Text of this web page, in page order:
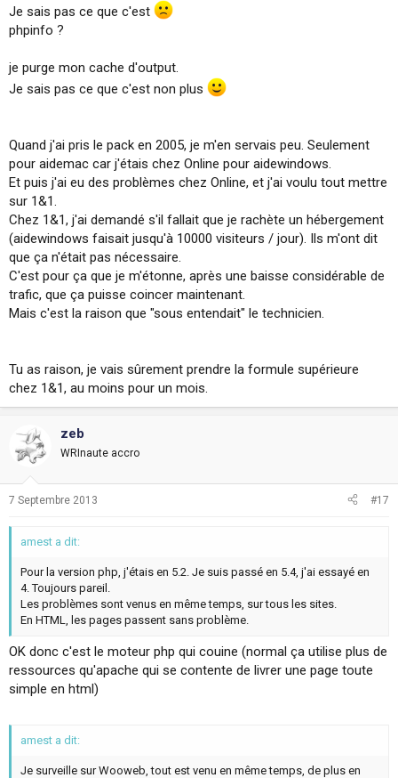
Je sais pas ce que c'est
phpinfo ?
je purge mon cache d'output.
Je sais pas ce que c'est non plus
Quand j'ai pris le pack en 2005, je m'en servais peu. Seulement
pour aidemac car j'étais chez Online pour aidewindows.
Et puis j'ai eu des problèmes chez Online, et j'ai voulu tout mettre
sur 1&1.
Chez 1&1, j'ai demandé s'il fallait que je rachète un hébergement
(aidewindows faisait jusqu'à 10000 visiteurs / jour). Ils m'ont dit
que ça n'était pas nécessaire.
C'est pour ça que je m'étonne, après une baisse considérable de
trafic, que ça puisse coincer maintenant.
Mais c'est la raison que "sous entendait" le technicien.
Tu as raison, je vais sûrement prendre la formule supérieure
chez 1&1, au moins pour un mois.
zeb
WRInaute accro
7 Septembre 2013 #17
amest a dit:
Pour la version php, j'étais en 5.2. Je suis passé en 5.4, j'ai essayé en
4. Toujours pareil.
Les problèmes sont venus en même temps, sur tous les sites.
En HTML, les pages passent sans problème.
OK donc c'est le moteur php qui couine (normal ça utilise plus de
ressources qu'apache qui se contente de livrer une page toute
simple en html)
amest a dit:
Je surveille sur Wooweb, tout est venu en même temps, de plus en